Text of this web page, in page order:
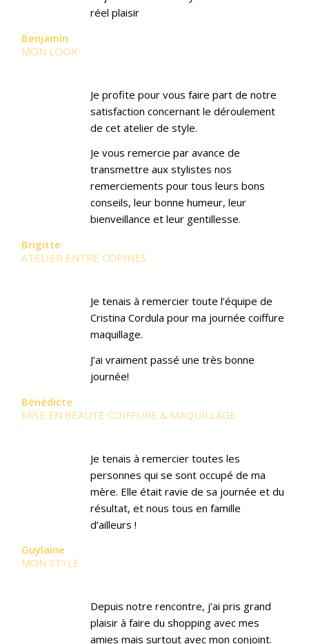
réel plaisir
Benjamin
MON LOOK
Je profite pour vous faire part de notre
satisfaction concernant le déroulement
de cet atelier de style.
Je vous remercie par avance de
transmettre aux stylistes nos
remerciements pour tous leurs bons
conseils, leur bonne humeur, leur
bienveillance et leur gentillesse.
Brigitte
ATELIER ENTRE COPINES
Je tenais à remercier toute l’équipe de
Cristina Cordula pour ma journée coiffure
maquillage.
J’ai vraiment passé une très bonne
journée!
Bénédicte
MISE EN BEAUTE COIFFURE & MAQUILLAGE
Je tenais à remercier toutes les
personnes qui se sont occupé de ma
mère. Elle était ravie de sa journée et du
résultat, et nous tous en famille
d’ailleurs !
Guylaine
MON STYLE
Depuis notre rencontre, j’ai pris grand
plaisir à faire du shopping avec mes
amies mais surtout avec mon conjoint.